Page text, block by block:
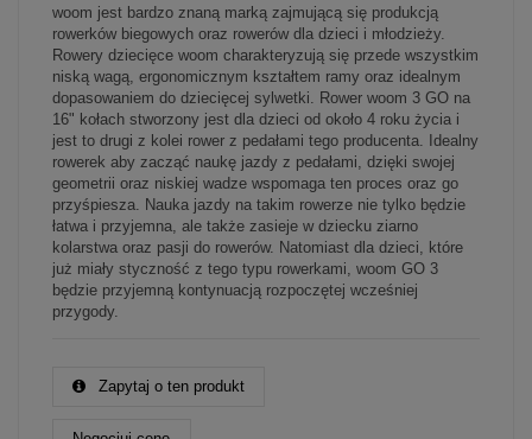
woom jest bardzo znaną marką zajmującą się produkcją
rowerków biegowych oraz rowerów dla dzieci i młodzieży.
Rowery dziecięce woom charakteryzują się przede wszystkim
niską wagą, ergonomicznym kształtem ramy oraz idealnym
dopasowaniem do dziecięcej sylwetki. Rower woom 3 GO na
16" kołach stworzony jest dla dzieci od około 4 roku życia i
jest to drugi z kolei rower z pedałami tego producenta. Idealny
rowerek aby zacząć naukę jazdy z pedałami, dzięki swojej
geometrii oraz niskiej wadze wspomaga ten proces oraz go
przyśpiesza. Nauka jazdy na takim rowerze nie tylko będzie
łatwa i przyjemna, ale także zasieje w dziecku ziarno
kolarstwa oraz pasji do rowerów. Natomiast dla dzieci, które
już miały styczność z tego typu rowerkami, woom GO 3
będzie przyjemną kontynuacją rozpoczętej wcześniej
przygody.
Zapytaj o ten produkt